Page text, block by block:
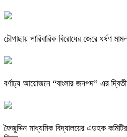
চৌগাছায় পারিবারিক বিরোধের জেরে ধর্ষণ
বর্ণাঢ্য আয়োজনে “বাংলার জনপদ” এর
ফৈজুদ্দিন মাধ্যমিক বিদ্যালয়ের এডহক